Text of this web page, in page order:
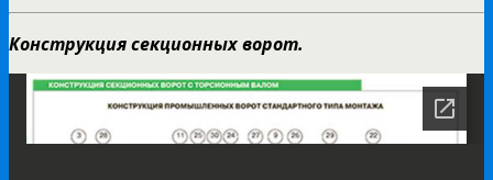
Конструкция секционных ворот.